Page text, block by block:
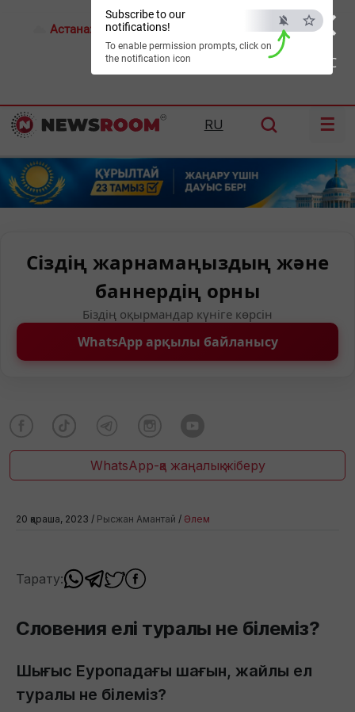
×
ESC
Subscribe to our
notifications!
To enable permission prompts, click on
the notification icon
Астана: 26°C Алматы: Шымкент:39°C
RU ☰
Сіздің жарнамаңыздың және
баннердің орны
Біздің оқырмандар күніге көрсін
WhatsApp арқылы байланысу
WhatsApp-қа жаңалық жіберу
20 қараша, 2023 / Рысжан Амантай / Әлем
Тарату:
Словения елі туралы не білеміз?
Шығыс Еуропадағы шағын, жайлы ел
туралы не білеміз?